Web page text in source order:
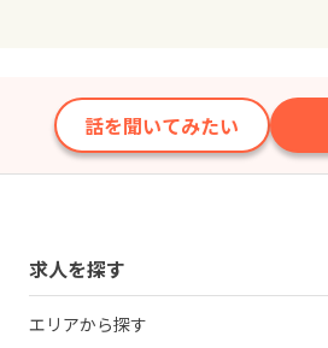
話を聞いてみたい
求人を探す
エリアから探す